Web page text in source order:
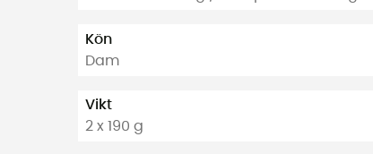
Kön
Dam
Vikt
2 x 190 g